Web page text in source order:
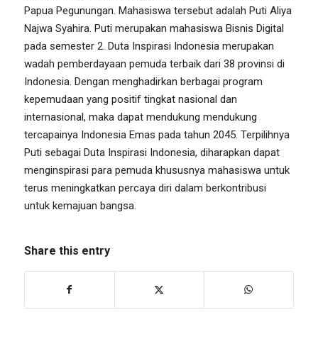
Papua Pegunungan. Mahasiswa tersebut adalah Puti Aliya
Najwa Syahira. Puti merupakan mahasiswa Bisnis Digital
pada semester 2. Duta Inspirasi Indonesia merupakan
wadah pemberdayaan pemuda terbaik dari 38 provinsi di
Indonesia. Dengan menghadirkan berbagai program
kepemudaan yang positif tingkat nasional dan
internasional, maka dapat mendukung mendukung
tercapainya Indonesia Emas pada tahun 2045. Terpilihnya
Puti sebagai Duta Inspirasi Indonesia, diharapkan dapat
menginspirasi para pemuda khususnya mahasiswa untuk
terus meningkatkan percaya diri dalam berkontribusi
untuk kemajuan bangsa.
Share this entry